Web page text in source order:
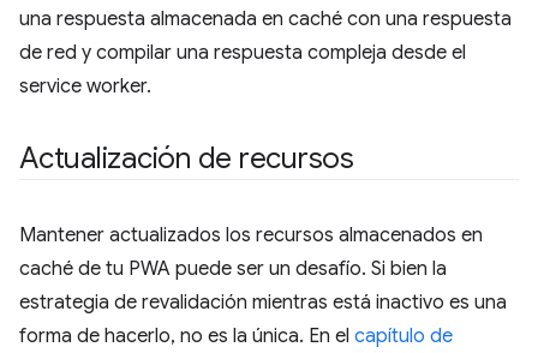
una respuesta almacenada en caché con una respuesta
de red y compilar una respuesta compleja desde el
service worker.
Actualización de recursos
Mantener actualizados los recursos almacenados en
caché de tu PWA puede ser un desafío. Si bien la
estrategia de revalidación mientras está inactivo es una
forma de hacerlo, no es la única. En el capítulo de